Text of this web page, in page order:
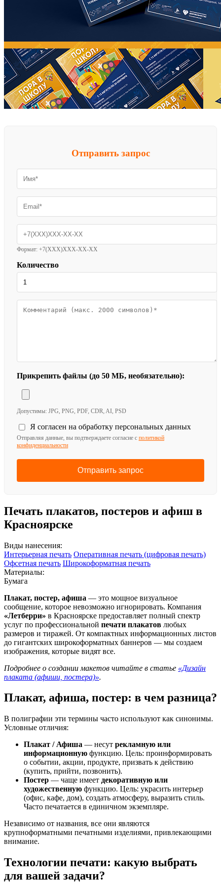
Отправить запрос
Формат: +7(XXX)XXX-XX-XX
Количество
Прикрепить файлы (до 50 МБ, необязательно):
Допустимы: JPG, PNG, PDF, CDR, AI, PSD
Я согласен на обработку персональных данных
Отправляя данные, вы подтверждаете согласие с политикой
конфиденциальности
Отправить запрос
Печать плакатов, постеров и афиш в
Красноярске
Виды нанесения:
Интерьерная печать Оперативная печать (цифровая печать)
Офсетная печать Широкоформатная печать
Материалы:
Бумага
Плакат, постер, афиша — это мощное визуальное
сообщение, которое невозможно игнорировать. Компания
«Летберри» в Красноярске предоставляет полный спектр
услуг по профессиональной печати плакатов любых
размеров и тиражей. От компактных информационных листов
до гигантских широкоформатных баннеров — мы создаем
изображения, которые видят все.
Подробнее о создании макетов читайте в статье «Дизайн
плаката (афиши, постера)».
Плакат, афиша, постер: в чем разница?
В полиграфии эти термины часто используют как синонимы.
Условные отличия:
Плакат / Афиша — несут рекламную или
информационную функцию. Цель: проинформировать
о событии, акции, продукте, призвать к действию
(купить, прийти, позвонить).
Постер — чаще имеет декоративную или
художественную функцию. Цель: украсить интерьер
(офис, кафе, дом), создать атмосферу, выразить стиль.
Часто печатается в единичном экземпляре.
Независимо от названия, все они являются
крупноформатными печатными изделиями, привлекающими
внимание.
Технологии печати: какую выбрать
для вашей задачи?